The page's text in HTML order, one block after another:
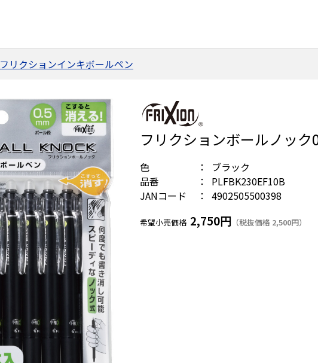
フリクションインキボールペン
フリクションボールノック
色
ブラック
品番
PLFBK230EF10B
JANコード
4902505500398
希望小売価格 2,750円 （税抜価格 2,500円）